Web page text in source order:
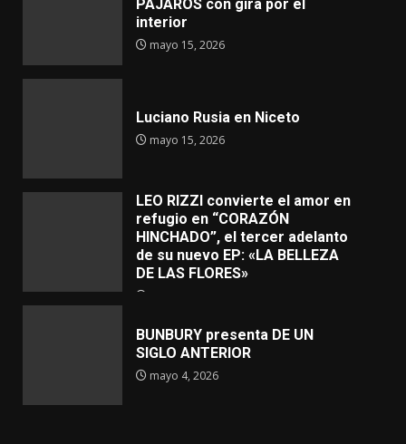
PÁJAROS con gira por el
interior
mayo 15, 2026
Luciano Rusia en Niceto
mayo 15, 2026
LEO RIZZI convierte el amor en
refugio en “CORAZÓN
HINCHADO”, el tercer adelanto
de su nuevo EP: «LA BELLEZA
DE LAS FLORES»
BUNBURY presenta DE UN
SIGLO ANTERIOR
mayo 4, 2026